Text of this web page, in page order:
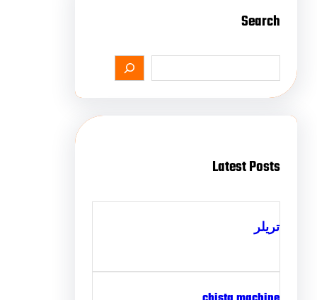
Search
Latest Posts
تریلر